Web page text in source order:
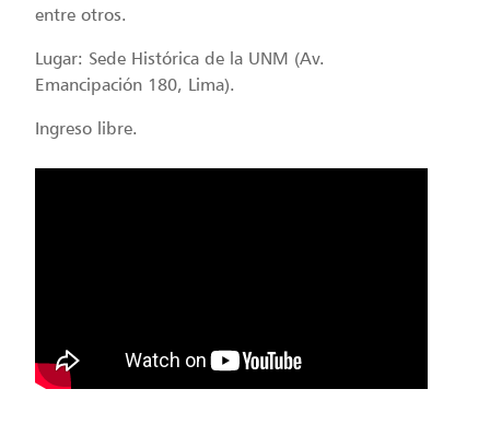
entre otros.
Lugar: Sede Histórica de la UNM (Av.
Emancipación 180, Lima).
Ingreso libre.